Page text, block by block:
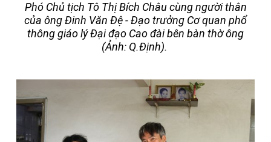
Phó Chủ tịch Tô Thị Bích Châu cùng người thân
của ông Đinh Văn Đệ - Đạo trưởng Cơ quan phổ
thông giáo lý Đại đạo Cao đài bên bàn thờ ông
(Ảnh: Q.Định).